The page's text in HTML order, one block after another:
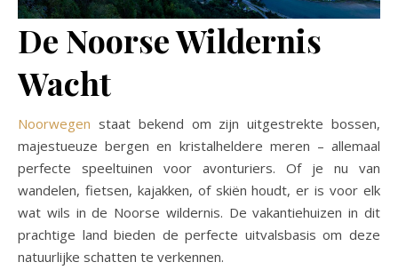
De Noorse Wildernis
Wacht
Noorwegen staat bekend om zijn uitgestrekte bossen,
majestueuze bergen en kristalheldere meren – allemaal
perfecte speeltuinen voor avonturiers. Of je nu van
wandelen, fietsen, kajakken, of skiën houdt, er is voor elk
wat wils in de Noorse wildernis. De vakantiehuizen in dit
prachtige land bieden de perfecte uitvalsbasis om deze
natuurlijke schatten te verkennen.